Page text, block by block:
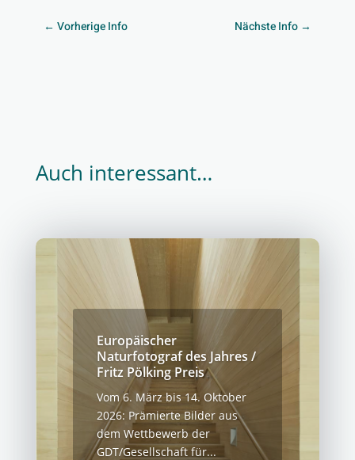
← Vorherige Info Nächste Info →
Auch interessant…
Europäischer
Naturfotograf des Jahres /
Fritz Pölking Preis
Vom 6. März bis 14. Oktober
2026: Prämierte Bilder aus
dem Wettbewerb der
GDT/Gesellschaft für...